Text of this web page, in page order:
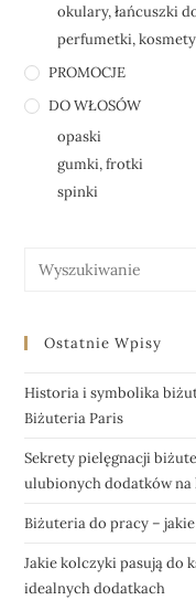
okulary, łańcuszki
perfumetki,
PROMOCJE
DO WŁOSÓW
opaski
gumki, frotki
spinki
Ostatnie Wpisy
Historia i symbolika
Biżuteria Paris
Sekrety pielęgnacji
ulubionych dodatków na
Biżuteria do pracy –
Jakie kolczyki pasują do
idealnych dodatkach